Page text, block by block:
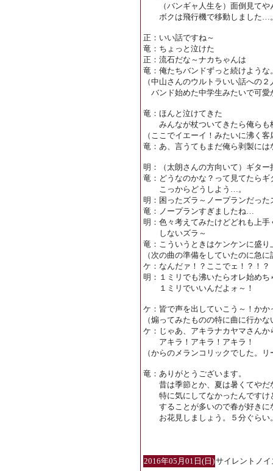
（バンギャ人生を）面倒見てや
ボクは飛行機で移動しました…
正：いい話ですね～
竜：ちょっと泣けた
正：流石だな～ナカちゃんは
竜：俺たちバンドずっと続けような
（中山さんのウルトラいい話への
バンド始めた中学生みたい
竜：ほんと泣けてきた
みんなが杖ついてきたら俺らも
（ここでイエーイ！みたいに沸く客
竜：あ、言うてもまだ俺ら剥製には
明：（太朗さんの方向いて）ギター
竜：どうなのかな？って見てたら
こっからどうしよう…。
明：困ったズラ～ノープランだった
竜：ノープランすぎましたね…
明：色々考えてみたけどどれも上手
しないズラ～
竜：こういうときはケンケンに盛
（次の曲の準備をしていたのに急
ケ：なんだァ！？ここでェ！？
明：１ミリでも沸いたらオレ始めち
１ミリでいいんだよォ～！
ケ：皆で声を出していこう～！かか
（煽ってみたものの特に曲に行かな
ケ：じゃあ、アキラナカヤマさんか
アキラ！アキラ！アキラ！
（からのメランコリックでした。
竜：ありがとうございます。
昔は季節とか、夏は暑くてやだ
特に気にしてなかったんですけ
することが多いので春が好きに
お花見しましょう。５分ぐらい
2016年05月01日(日)サイレントノ